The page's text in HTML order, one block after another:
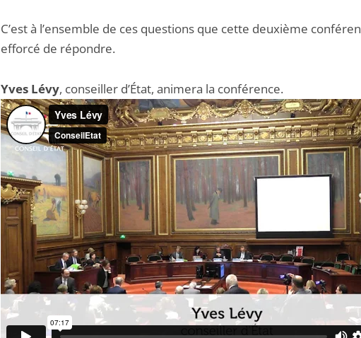
C’est à l’ensemble de ces questions que cette deuxième
efforcé de répondre.
Yves Lévy, conseiller d’État, animera la conférence.